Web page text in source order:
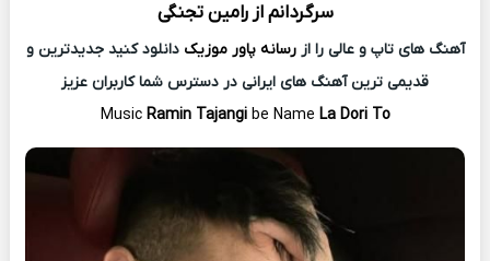
سرگردانم ازرامین تجنگی
آهنگ های تاپ و عالی را ازرسانه پاور موزیک دانلود کنید جدیدترین و
قدیمی ترین آهنگ های ایرانی در دسترس شما کاربران عزیز
MusicRamin Tajangi be Name La Dori To